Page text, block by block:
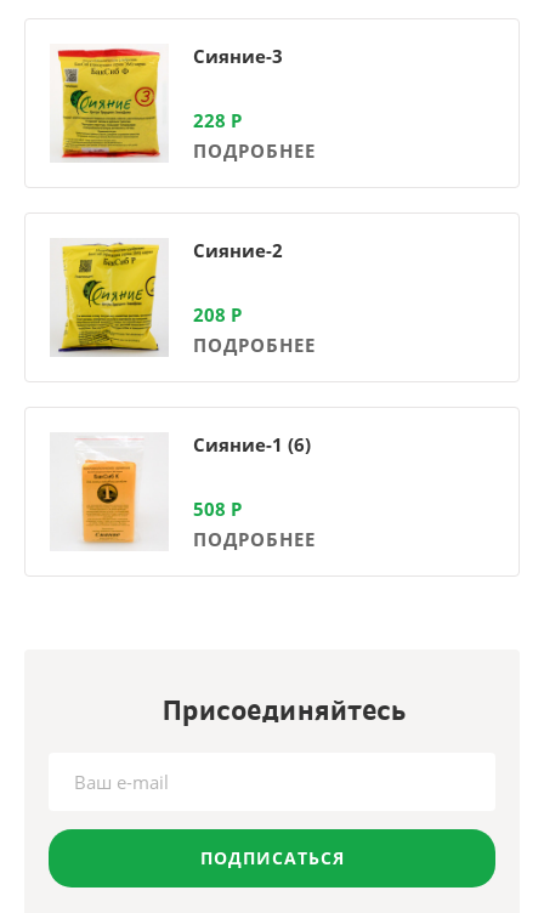
Сияние-3
228 Р
ПОДРОБНЕЕ
Сияние-2
208 Р
ПОДРОБНЕЕ
Сияние-1 (6)
508 Р
ПОДРОБНЕЕ
Присоединяйтесь
ПОДПИСАТЬСЯ